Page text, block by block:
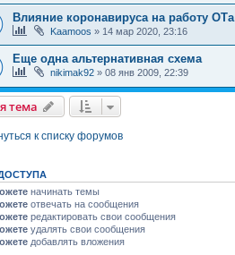
Влияние коронавируса на работу ОТа
Kaamoos » 14 мар 2020, 23:16
Еще одна альтернативная схема
nikimak92 » 08 янв 2009, 22:39
тема
к списку форумов
начинать темы
отвечать на сообщения
редактировать свои сообщения
удалять свои сообщения
добавлять вложения